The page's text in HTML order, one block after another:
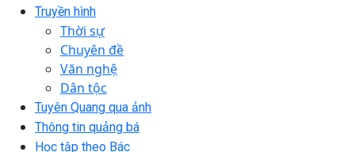
Truyền hình
Thời sự
Chuyên đề
Văn nghệ
Dân tộc
Tuyên Quang qua ảnh
Thông tin quảng bá
Học tập theo Bác